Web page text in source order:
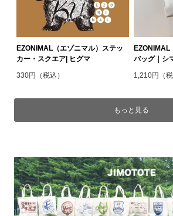
EZONIMAL（エゾニマル）ステッ
カー・スクエア| ヒグマ
330円（税込）
バッグ｜シ
1,210円（税
もっと見る